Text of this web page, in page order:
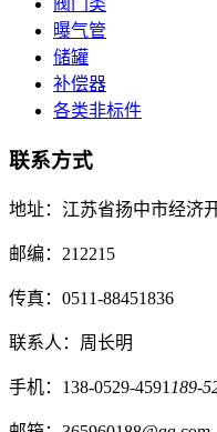
阀门类
曝气管
储罐
补偿器
各类非标件
联系方式
地址：江苏省扬中市经济
邮编：212215
传真：0511-88451836
联系人：周长明
手机：138-0529-4591 189-